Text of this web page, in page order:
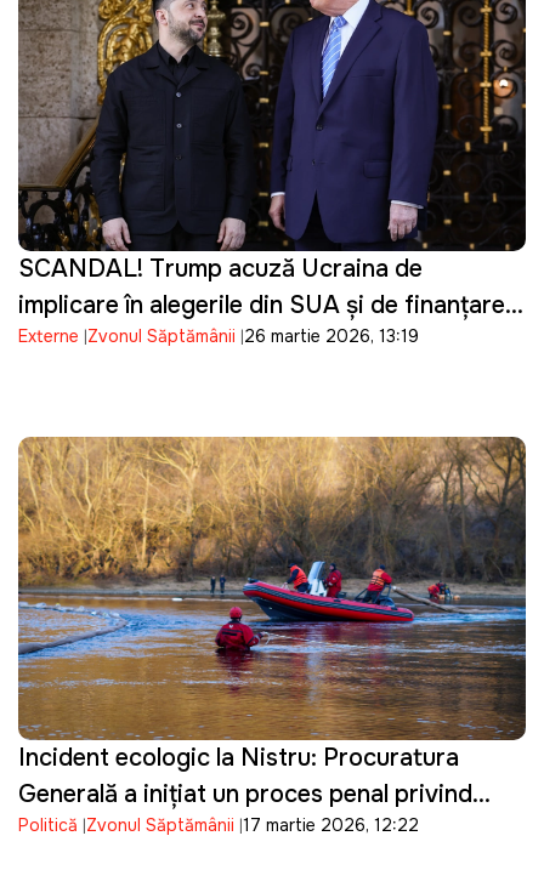
SCANDAL! Trump acuză Ucraina de
implicare în alegerile din SUA și de finanțarea
campaniei lui Biden
Externe Zvonul Săptămânii 26 martie 2026, 13:19
Incident ecologic la Nistru: Procuratura
Generală a inițiat un proces penal privind
poluarea râului
Politică Zvonul Săptămânii 17 martie 2026, 12:22